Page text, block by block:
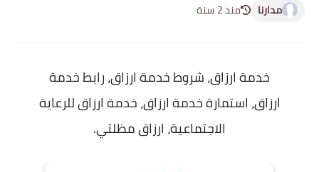
مدارنا منذ 2 سنة
خدمة ارزاق، شروط خدمة ارزاق، رابط خدمة
ارزاق، استمارة خدمة ارزاق، خدمة ارزاق للرعاية
الاجتماعية، ارزاق مظلتي.